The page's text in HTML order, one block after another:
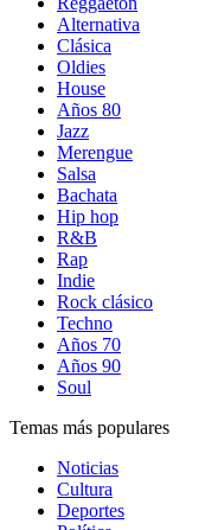
Alternativa
Clásica
Oldies
House
Años 80
Jazz
Merengue
Salsa
Bachata
Hip hop
R&B
Rap
Indie
Rock clásico
Techno
Años 70
Años 90
Soul
Temas más populares
Noticias
Cultura
Deportes